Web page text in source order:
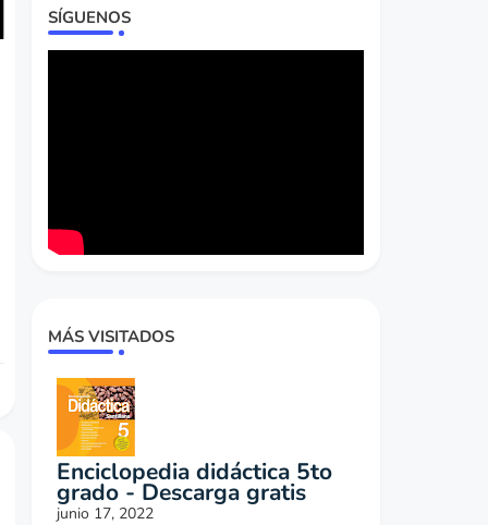
SÍGUENOS
MÁS VISITADOS
Enciclopedia didáctica 5to
grado - Descarga gratis
junio 17, 2022